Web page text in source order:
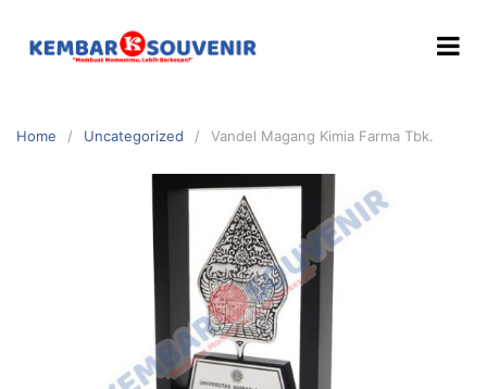
Home Uncategorized Vandel Magang Kimia Farma Tbk.